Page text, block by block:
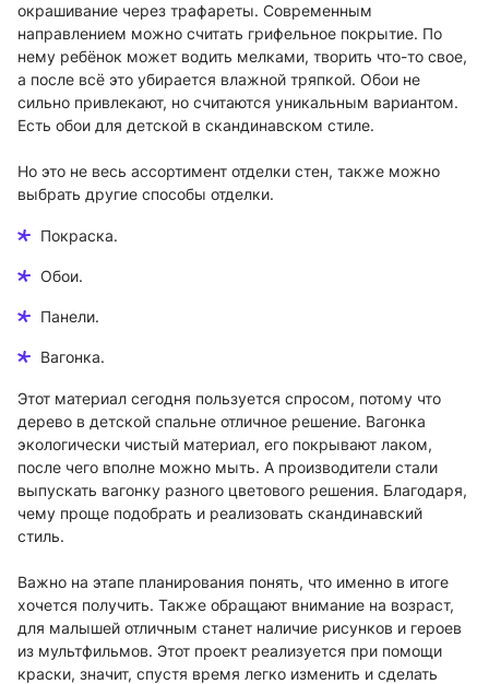
окрашивание через трафареты. Современным
направлением можно считать грифельное покрытие. По
нему ребёнок может водить мелками, творить что-то свое,
а после всё это убирается влажной тряпкой. Обои не
сильно привлекают, но считаются уникальным вариантом.
Есть обои для детской в скандинавском стиле.
Но это не весь ассортимент отделки стен, также можно
выбрать другие способы отделки.
Покраска.
Обои.
Панели.
Вагонка.
Этот материал сегодня пользуется спросом, потому что
дерево в детской спальне отличное решение. Вагонка
экологически чистый материал, его покрывают лаком,
после чего вполне можно мыть. А производители стали
выпускать вагонку разного цветового решения. Благодаря,
чему проще подобрать и реализовать скандинавский
стиль.
Важно на этапе планирования понять, что именно в итоге
хочется получить. Также обращают внимание на возраст,
для малышей отличным станет наличие рисунков и героев
из мультфильмов. Этот проект реализуется при помощи
краски, значит, спустя время легко изменить и сделать